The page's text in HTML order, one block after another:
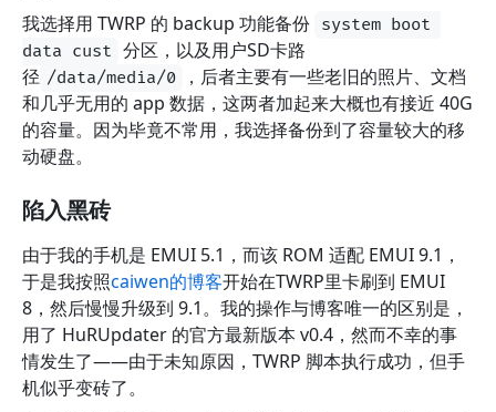
我选择用 TWRP 的 backup 功能备份 system boot
data cust 分区，以及用户SD卡路
径 /data/media/0
，后者主要有一些老旧的照片、文档
和几乎无用的 app 数据，这两者加起来大概也有接近 40G
的容量。因为毕竟不常用，我选择备份到了容量较大的移
动硬盘。
陷入黑砖
由于我的手机是 EMUI 5.1，而该 ROM 适配 EMUI 9.1，
于是我按照caiwen的博客开始在TWRP里卡刷到 EMUI
8，然后慢慢升级到 9.1。我的操作与博客唯一的区别是，
用了 HuRUpdater 的官方最新版本 v0.4，然而不幸的事
情发生了——由于未知原因，TWRP 脚本执行成功，但手
机似乎变砖了。